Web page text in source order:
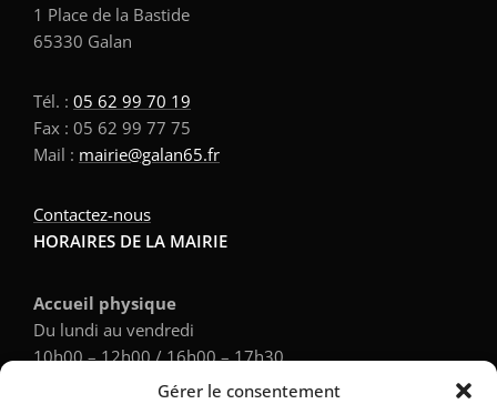
Gérer le consentement
1 Place de la Bastide
65330 Galan
Tél. : 05 62 99 70 19
Fax : 05 62 99 77 75
Mail : mairie@galan65.fr
Contactez-nous
HORAIRES DE LA MAIRIE
Accueil physique
Du lundi au vendredi
10h00 – 12h00 / 16h00 – 17h30